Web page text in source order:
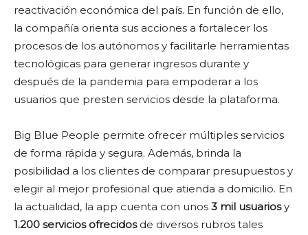
reactivación económica del país. En función de ello,
la compañía orienta sus acciones a fortalecer los
procesos de los autónomos y facilitarle herramientas
tecnológicas para generar ingresos durante y
después de la pandemia para empoderar a los
usuarios que presten servicios desde la plataforma.
Big Blue People permite ofrecer múltiples servicios
de forma rápida y segura. Además, brinda la
posibilidad a los clientes de comparar presupuestos y
elegir al mejor profesional que atienda a domicilio. En
la actualidad, la app cuenta con unos 3 mil usuariosy
1.200 servicios ofrecidosde diversos rubros tales